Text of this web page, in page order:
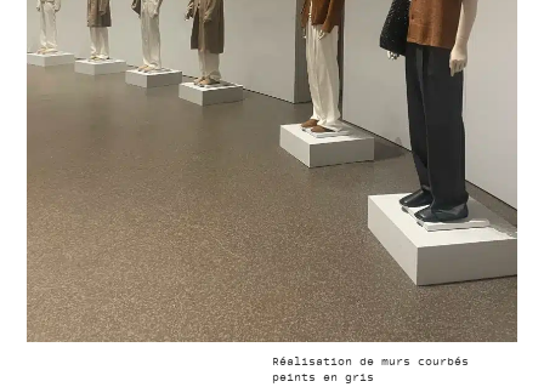
Réalisation de murs courbés
peints en gris